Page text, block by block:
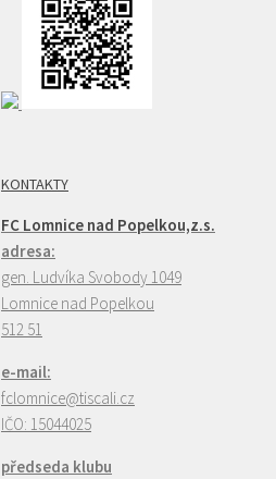
KONTAKTY
FC Lomnice nad Popelkou,z.s.
adresa:
gen. Ludvíka Svobody 1049
Lomnice nad Popelkou
512 51
e-mail:
fclomnice@tiscali.cz
IČO: 15044025
předseda klubu